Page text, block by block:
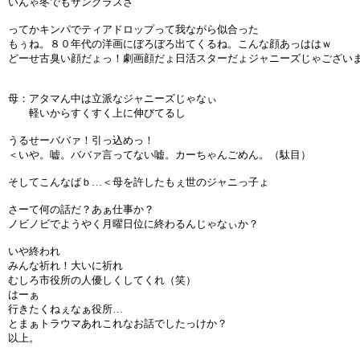
ってかキンパでティアドロップって我ながら似合った
もぅね。８０年代の洋画にぼろぼろ出てくるね。こんな顔あっははｗ
どーせ古臭い顔だょっ！劇画顔だょ日活スターだょジャニーズじゃござい
母：アタマん中は立派なジャニーズじゃなぃ
軽いからすくすく上に伸びてるし
うるせーババァ！引っ込めっ！
＜いや。嘘。ババァ言ってない嘘。カーちゃんごめん。（駄目）
そしてこんなばｂ…＜母を許したもぇ世のジャニっ子ょ
さーて何の話だ？あぁ仕事か？
ノビノビでようやく月曜日位に終わるんじゃなぃか？
いや終われ
みんな祈れ！大いに祈れ
むしろ市役所の人優しくしてくれ（笑）
はーぁ
行きたくねぇなぁ役所…
とまぁトラウマあれこれなお話でしたっけか？
以上。